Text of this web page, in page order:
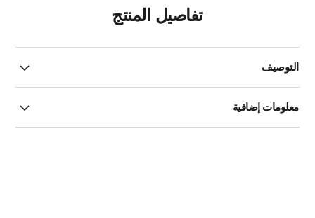
تفاصيل المنتج
التوصيف
معلومات إضافية